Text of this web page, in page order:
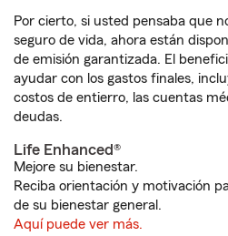
Por cierto, si usted pensaba que
seguro de vida, ahora están
de emisión garantizada. El
ayudar con los gastos finales,
costos de entierro, las cuentas
deudas.
Life Enhanced®
Mejore su bienestar.
Reciba orientación y motivación
de su bienestar general.
Aquí puede ver más.